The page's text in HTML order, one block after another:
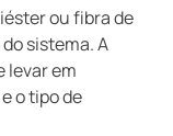
ou fibra de
sistema. A
levar em
o tipo de